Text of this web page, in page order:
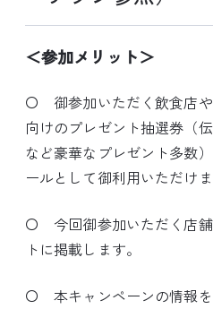
＜参加メリット＞
〇 御参加いただく飲食店
向けのプレゼント抽選券（
など豪華なプレゼント多数
ールとして御利用いただけま
〇 今回御参加いただく店
トに掲載します。
〇 本キャンペーンの情報